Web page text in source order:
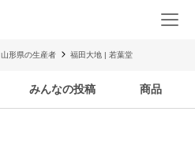
山形県の生産者 福田大地 | 若葉堂
みんなの投稿 商品